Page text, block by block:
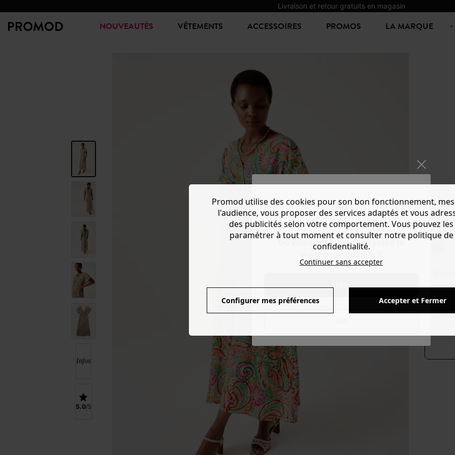
Livraison et retour gratuits en magasin
Do you want to be redirected to
NOUVEAUTÉS VÊTEMENTS ACCESSOIRES PROMOS LA MARQUE
Infos
5.0
ROBE
41,99 €-
Couleur :
Voir
Promod utilise des cookies pour son bon fonctionnement,
l'audience, vous proposer des services adaptés et vous
des publicités selon votre comportement. Vous pouvez les
paramétrer à tout moment et consulter notre politique de
confidentialité.
Continuer sans accepter
Configurer mes préférences Accepter et Fermer